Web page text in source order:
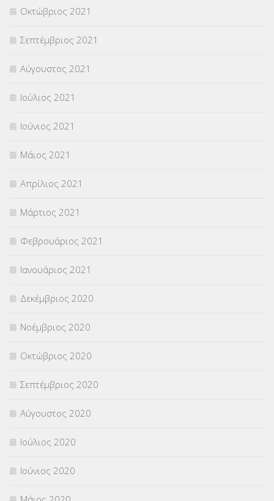
Οκτώβριος 2021
Σεπτέμβριος 2021
Αύγουστος 2021
Ιούλιος 2021
Ιούνιος 2021
Μάιος 2021
Απρίλιος 2021
Μάρτιος 2021
Φεβρουάριος 2021
Ιανουάριος 2021
Δεκέμβριος 2020
Νοέμβριος 2020
Οκτώβριος 2020
Σεπτέμβριος 2020
Αύγουστος 2020
Ιούλιος 2020
Ιούνιος 2020